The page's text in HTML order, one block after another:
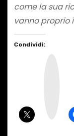
come la sua
vanno proprio
Condividi: